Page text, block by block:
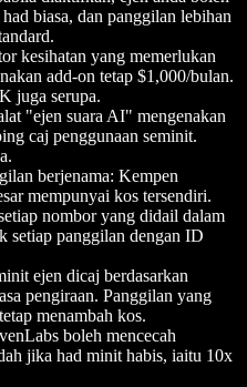
biasa, dan panggilan lebihan
kesihatan yang memerlukan
add-on tetap $1,000/bulan.
juga serupa.
"ejen suara AI" mengenakan
caj penggunaan seminit.
berjenama: Kempen
mempunyai kos tersendiri.
nombor yang didail dalam
setiap panggilan dengan ID
ejen dicaj berdasarkan
pengiraan. Panggilan yang
menambah kos.
boleh mencecah
jika had minit habis, iaitu 10x